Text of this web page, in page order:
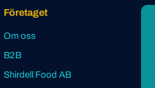
Företaget
Om oss
B2B
Shirdell Food AB